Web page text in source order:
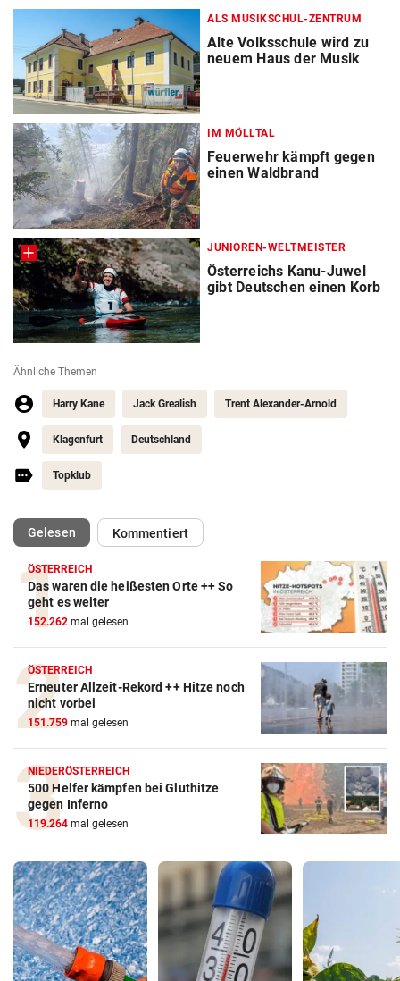
ALS MUSIKSCHUL-ZENTRUM
Alte Volksschule wird zu
neuem Haus der Musik
IM MÖLLTAL
Feuerwehr kämpft gegen
einen Waldbrand
JUNIOREN-WELTMEISTER
Österreichs Kanu-Juwel
gibt Deutschen einen Korb
Ähnliche Themen
Harry Kane Jack Grealish Trent Alexander-Arnold
Klagenfurt Deutschland
Topklub
Gelesen(ausgewählt)Kommentiert
ÖSTERREICH
Das waren die heißesten Orte ++ So
geht es weiter
152.262 mal gelesen
ÖSTERREICH
Erneuter Allzeit-Rekord ++ Hitze noch
nicht vorbei
151.759 mal gelesen
NIEDERÖSTERREICH
500 Helfer kämpfen bei Gluthitze
gegen Inferno
119.264 mal gelesen